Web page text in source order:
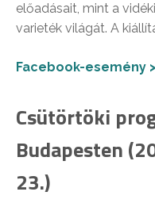
előadásait, mint a
varieték világát. A
Facebook-esemény
Csütörtöki
Budapesten
23.)